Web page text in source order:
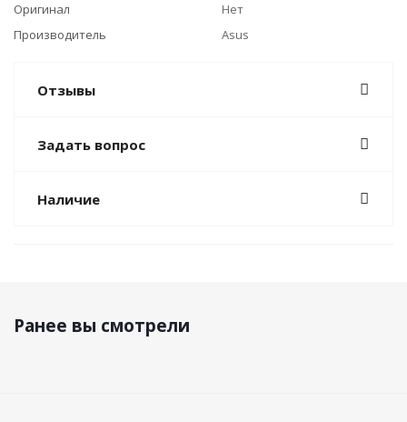
Оригинал
Нет
Производитель
Asus
Отзывы
Задать вопрос
Наличие
Ранее вы смотрели